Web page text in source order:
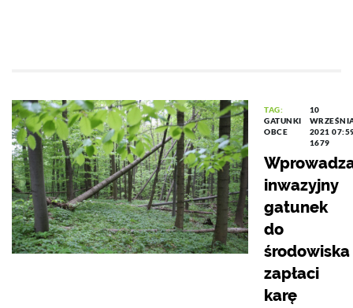
TAG:
GATUNKI
OBCE
10
2021
1679
inwazyjny
gatunek
do
środowiska
zapłaci
karę